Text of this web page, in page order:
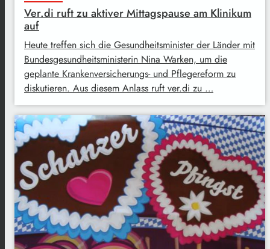
Ver.di ruft zu aktiver Mittagspause am Klinikum
auf
Heute treffen sich die Gesundheitsminister der Länder mit
Bundesgesundheitsministerin Nina Warken, um die
geplante Krankenversicherungs- und Pflegereform zu
diskutieren. Aus diesem Anlass ruft ver.di zu …